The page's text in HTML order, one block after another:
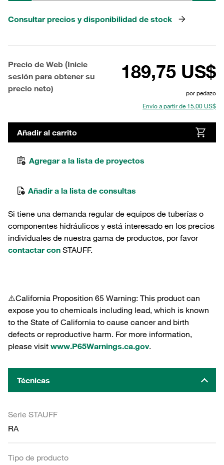
Consultar precios y disponibilidad de stock
Precio de Web (Inicie
sesión para obtener su
precio neto)
189,75 US$
por pedazo
Envío a partir de 15,00 US$
Añadir al carrito
Agregar a la lista de proyectos
Añadir a la lista de consultas
Si tiene una demanda regular de equipos de tuberías o
componentes hidráulicos y está interesado en los precios
individuales de nuestra gama de productos, por favor
contactar con STAUFF.
⚠️California Proposition 65 Warning: This product can
expose you to chemicals including lead, which is known
to the State of California to cause cancer and birth
defects or reproductive harm. For more information,
please visit www.P65Warnings.ca.gov.
Técnicas
Serie STAUFF
RA
Tipo de producto